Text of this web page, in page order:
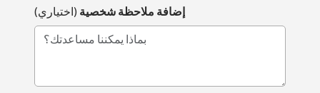
إضافة ملاحظة شخصية (اختياري)
بماذا يمكننا مساعدتك؟